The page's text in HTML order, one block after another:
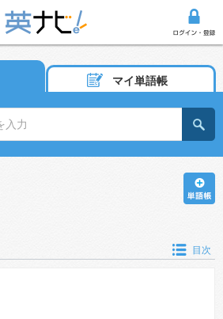
マイ単語帳
目次